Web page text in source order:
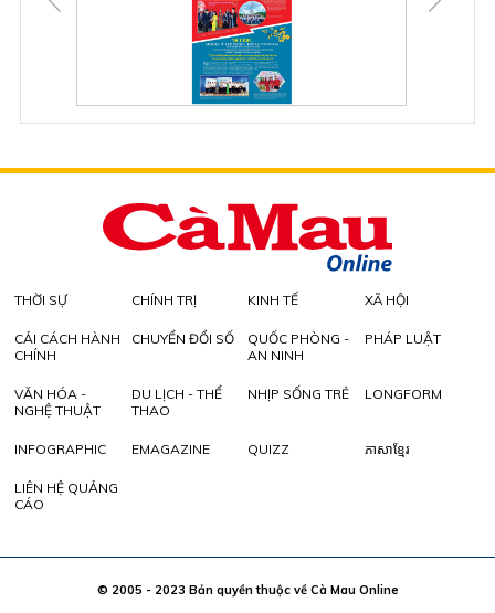
THỜI SỰ CHÍNH TRỊ KINH TẾ XÃ HỘI
CẢI CÁCH HÀNH
CHÍNH
CHUYỂN ĐỔI SỐ
QUỐC PHÒNG -
AN NINH
PHÁP LUẬT
VĂN HÓA -
NGHỆ THUẬT
DU LỊCH - THỂ
THAO
NHỊP SỐNG TRẺ LONGFORM
INFOGRAPHIC EMAGAZINE QUIZZ ភាសាខ្មែរ
LIÊN HỆ QUẢNG
CÁO
© 2005 - 2023 Bản quyền thuộc về Cà Mau Online